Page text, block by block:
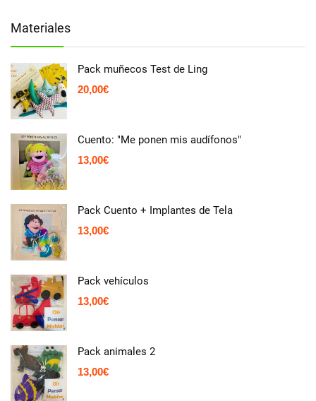
Materiales
Pack muñecos Test de Ling
20,00€
Cuento: "Me ponen mis audífonos"
13,00€
Pack Cuento + Implantes de Tela
13,00€
Pack vehículos
13,00€
Pack animales 2
13,00€